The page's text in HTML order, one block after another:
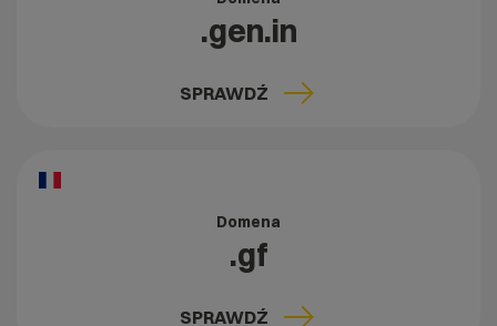
.gen.in
SPRAWDŹ
Domena
.gf
SPRAWDŹ